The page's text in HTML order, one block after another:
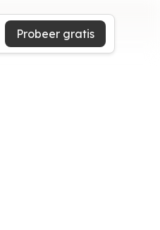
Probeer gratis